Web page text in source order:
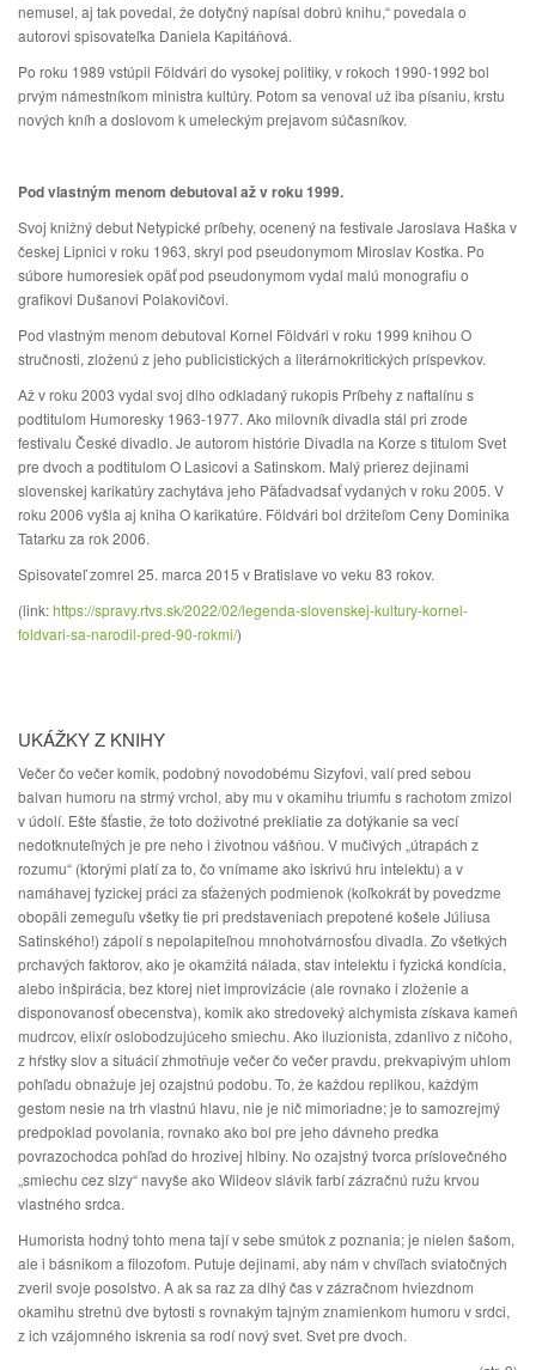
nemusel, aj tak povedal, že dotyčný napísal dobrú knihu,“ povedala o
autorovi spisovateľka Daniela Kapitáňová.
Po roku 1989 vstúpil Földvári do vysokej politiky, v rokoch 1990-1992 bol
prvým námestníkom ministra kultúry. Potom sa venoval už iba písaniu, krstu
nových kníh a doslovom k umeleckým prejavom súčasníkov.
Pod vlastným menom debutoval až v roku 1999.
Svoj knižný debut Netypické príbehy, ocenený na festivale Jaroslava Haška v
českej Lipnici v roku 1963, skryl pod pseudonymom Miroslav Kostka. Po
súbore humoresiek opäť pod pseudonymom vydal malú monografiu o
grafikovi Dušanovi Polakovičovi.
Pod vlastným menom debutoval Kornel Földvári v roku 1999 knihou O
stručnosti, zloženú z jeho publicistických a literárnokritických príspevkov.
Až v roku 2003 vydal svoj dlho odkladaný rukopis Príbehy z naftalínu s
podtitulom Humoresky 1963-1977. Ako milovník divadla stál pri zrode
festivalu České divadlo. Je autorom histórie Divadla na Korze s titulom Svet
pre dvoch a podtitulom O Lasicovi a Satinskom. Malý prierez dejinami
slovenskej karikatúry zachytáva jeho Päťadvadsať vydaných v roku 2005. V
roku 2006 vyšla aj kniha O karikatúre. Földvári bol držiteľom Ceny Dominika
Tatarku za rok 2006.
Spisovateľ zomrel 25. marca 2015 v Bratislave vo veku 83 rokov.
(link:https://spravy.rtvs.sk/2022/02/legenda-slovenskej-kultury-kornel-
foldvari-sa-narodil-pred-90-rokmi/)
UKÁŽKY Z KNIHY
Večer čo večer komik, podobný novodobému Sizyfovi, valí pred sebou
balvan humoru na strmý vrchol, aby mu v okamihu triumfu s rachotom zmizol
v údolí. Ešte šťastie, že toto doživotné prekliatie za dotýkanie sa vecí
nedotknuteľných je pre neho i životnou vášňou. V mučivých „útrapách z
rozumu“ (ktorými platí za to, čo vnímame ako iskrivú hru intelektu) a v
namáhavej fyzickej práci za sťažených podmienok (koľkokrát by povedzme
obopäli zemeguľu všetky tie pri predstaveniach prepotené košele Júliusa
Satinského!) zápolí s nepolapiteľnou mnohotvárnosťou divadla. Zo všetkých
prchavých faktorov, ako je okamžitá nálada, stav intelektu i fyzická kondícia,
alebo inšpirácia, bez ktorej niet improvizácie (ale rovnako i zloženie a
disponovanosť obecenstva), komik ako stredoveký alchymista získava kameň
mudrcov, elixír oslobodzujúceho smiechu. Ako iluzionista, zdanlivo z ničoho,
z hŕstky slov a situácií zhmotňuje večer čo večer pravdu, prekvapivým uhlom
pohľadu obnažuje jej ozajstnú podobu. To, že každou replikou, každým
gestom nesie na trh vlastnú hlavu, nie je nič mimoriadne; je to samozrejmý
predpoklad povolania, rovnako ako bol pre jeho dávneho predka
povrazochodca pohľad do hrozivej hlbiny. No ozajstný tvorca príslovečného
„smiechu cez slzy“ navyše ako Wildeov slávik farbí zázračnú ružu krvou
vlastného srdca.
Humorista hodný tohto mena tají v sebe smútok z poznania; je nielen šašom,
ale i básnikom a filozofom. Putuje dejinami, aby nám v chvíľach sviatočných
zveril svoje posolstvo. A ak sa raz za dlhý čas v zázračnom hviezdnom
okamihu stretnú dve bytosti s rovnakým tajným znamienkom humoru v srdci,
z ich vzájomného iskrenia sa rodí nový svet. Svet pre dvoch.